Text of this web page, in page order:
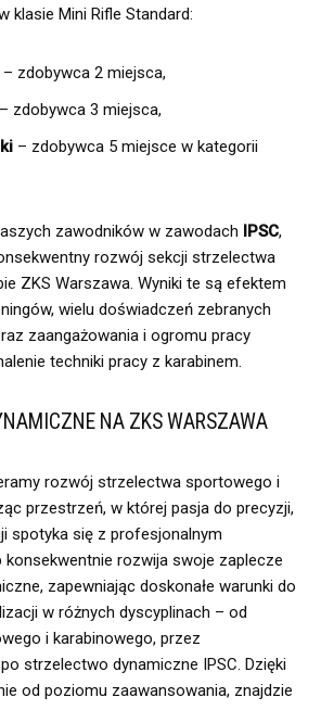
klasie Mini Rifle Standard:
– zdobywca 2 miejsca,
zdobywca 3 miejsca,
– zdobywca 5 miejsce w kategorii
zawodników w zawodach IPSC,
rozwój sekcji strzelectwa
ZKS Warszawa. Wyniki te są efektem
wielu doświadczeń zebranych
zaangażowania i ogromu pracy
techniki pracy z karabinem.
NA ZKS WARSZAWA
rozwój strzelectwa sportowego i
przestrzeń, w której pasja do precyzji,
spotyka się z profesjonalnym
konsekwentnie rozwija swoje zaplecze
zapewniając doskonałe warunki do
w różnych dyscyplinach – od
i karabinowego, przez
strzelectwo dynamiczne IPSC. Dzięki
od poziomu zaawansowania, znajdzie